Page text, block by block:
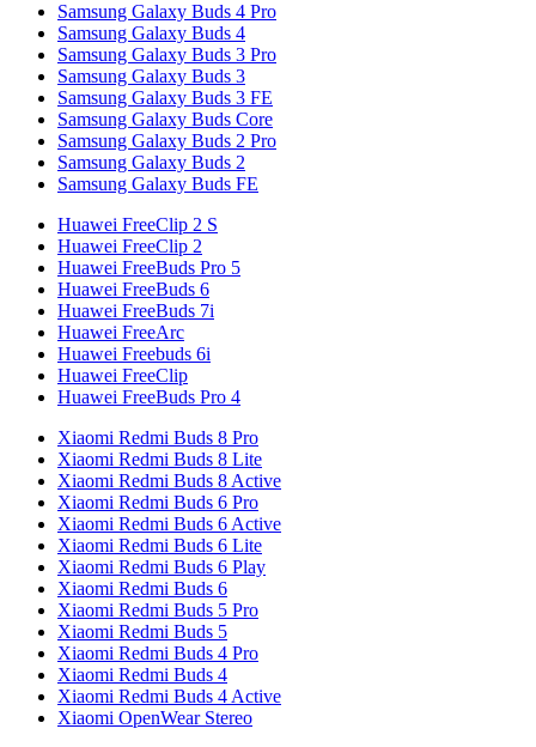
Samsung Galaxy Buds 4 Pro
Samsung Galaxy Buds 4
Samsung Galaxy Buds 3 Pro
Samsung Galaxy Buds 3
Samsung Galaxy Buds 3 FE
Samsung Galaxy Buds Core
Samsung Galaxy Buds 2 Pro
Samsung Galaxy Buds 2
Samsung Galaxy Buds FE
Huawei FreeClip 2 S
Huawei FreeClip 2
Huawei FreeBuds Pro 5
Huawei FreeBuds 6
Huawei FreeBuds 7i
Huawei FreeArc
Huawei Freebuds 6i
Huawei FreeClip
Huawei FreeBuds Pro 4
Xiaomi Redmi Buds 8 Pro
Xiaomi Redmi Buds 8 Lite
Xiaomi Redmi Buds 8 Active
Xiaomi Redmi Buds 6 Pro
Xiaomi Redmi Buds 6 Active
Xiaomi Redmi Buds 6 Lite
Xiaomi Redmi Buds 6 Play
Xiaomi Redmi Buds 6
Xiaomi Redmi Buds 5 Pro
Xiaomi Redmi Buds 5
Xiaomi Redmi Buds 4 Pro
Xiaomi Redmi Buds 4
Xiaomi Redmi Buds 4 Active
Xiaomi OpenWear Stereo